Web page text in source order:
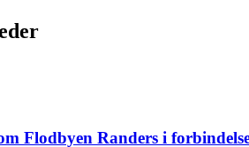
Flodbyen Randers i